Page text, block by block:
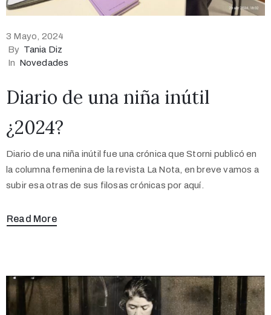
3 Mayo, 2024
By Tania Diz
In Novedades
Diario de una niña inútil
¿2024?
Diario de una niña inútil fue una crónica que Storni publicó en
la columna femenina de la revista La Nota, en breve vamos a
subir esa otras de sus filosas crónicas por aquí.
Read More